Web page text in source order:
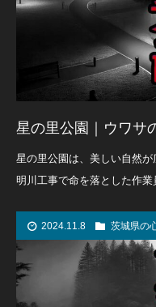
星の里公園｜ウワサ
星の里公園は、美しい自然
明川工事で命を落とした作
2024.11.8 茨城県の